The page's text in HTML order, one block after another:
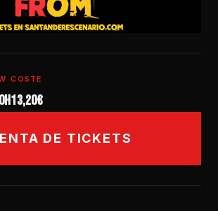
COSTE
13,20€
DE TICKETS